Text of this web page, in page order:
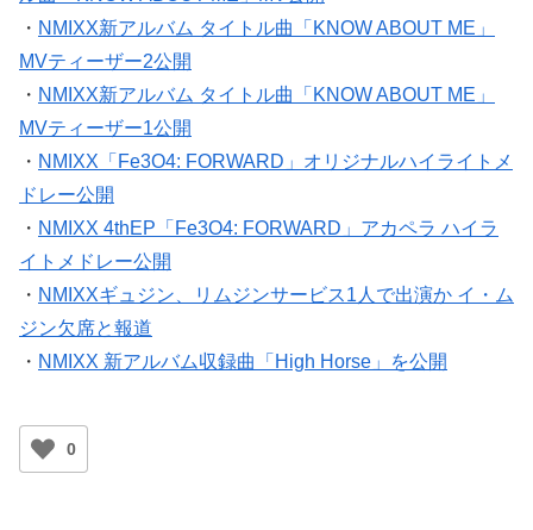
・ NMIXX新アルバム タイトル曲「KNOW ABOUT ME」
MVティーザー2公開
・ NMIXX新アルバム タイトル曲「KNOW ABOUT ME」
MVティーザー1公開
・ NMIXX「Fe3O4: FORWARD」オリジナルハイライトメ
ドレー公開
・ NMIXX 4thEP「Fe3O4: FORWARD」アカペラ ハイラ
イトメドレー公開
・ NMIXXギュジン、リムジンサービス1人で出演か イ・ム
ジン欠席と報道
・ NMIXX 新アルバム収録曲「High Horse」を公開
0